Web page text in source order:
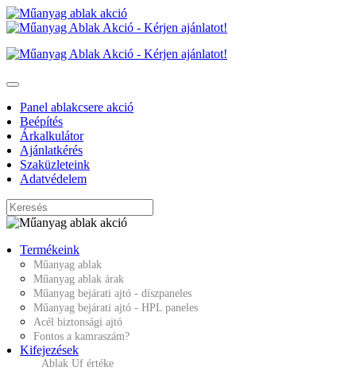
Panel ablakcsere akció
Beépítés
Árkalkulátor
Ajánlatkérés
Szaküzleteink
Adatvédelem
Termékeink
Műanyag ablak
Műanyag ablak árak
Műanyag bejárati ajtó - díszpaneles
Műanyag bejárati ajtó - HPL paneles
Acél biztonsági ajtó
Fontos a kamraszám?
Kifejezések
Ablak Uf értéke